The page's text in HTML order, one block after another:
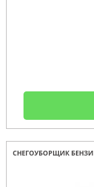
СНЕГОУБОРЩИК